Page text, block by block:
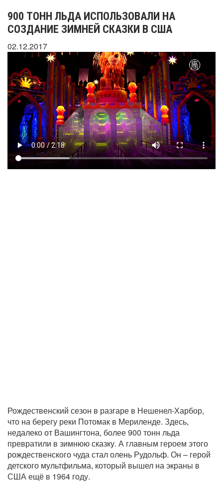
900 ТОНН ЛЬДА ИСПОЛЬЗОВАЛИ НА
СОЗДАНИЕ ЗИМНЕЙ СКАЗКИ В США
02.12.2017
Рождественский сезон в разгаре в Нешенел-Харбор,
что на берегу реки Потомак в Мериленде. Здесь,
недалеко от Вашингтона, более 900 тонн льда
превратили в зимнюю сказку. А главным героем этого
рождественского чуда стал олень Рудольф. Он – герой
детского мультфильма, который вышел на экраны в
США ещё в 1964 году.